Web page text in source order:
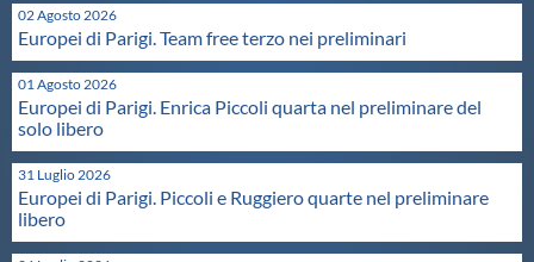
Propaganda
Centri Federali
Area Legislativa
02 Agosto 2026
Europei di Parigi. Team free terzo nei preliminari
01 Agosto 2026
Europei di Parigi. Enrica Piccoli quarta nel preliminare del
solo libero
31 Luglio 2026
Europei di Parigi. Piccoli e Ruggiero quarte nel preliminare
libero